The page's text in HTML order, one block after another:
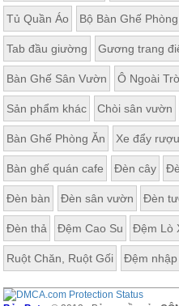
Tủ Quần Áo Bộ Bàn Ghế
Tab đầu giường Gương trang
Bàn Ghế Sân Vườn Ô Ngoài
Sản phẩm khác Chòi sân vườn
Bàn Ghế Phòng Ăn Xe đẩy rượu
Bàn ghế quán cafe Đèn cây
Đèn bàn Đèn sân vườn Đèn
Đèn thả Đệm Cao Su Đệm Lò
Ruột Chăn, Ruột Gối Đệm nhập